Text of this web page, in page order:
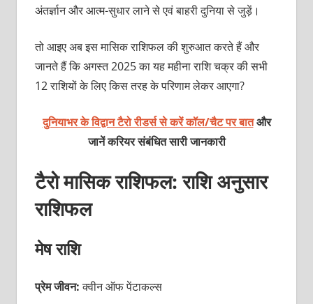
अंतर्ज्ञान और आत्म-सुधार लाने से एवं बाहरी दुनिया से जुड़ें।
तो आइए अब इस मासिक राशिफल की शुरुआत करते हैं और
जानते हैं कि अगस्त 2025 का यह महीना राशि चक्र की सभी
12 राशियों के लिए किस तरह के परिणाम लेकर आएगा?
दुनियाभर के विद्वान टैरो रीडर्स से करें कॉल/चैट पर बातऔर
जानें करियर संबंधित सारी जानकारी
टैरो मासिक राशिफल: राशि अनुसार
राशिफल
मेष राशि
प्रेम जीवन:क्वीन ऑफ पेंटाकल्स